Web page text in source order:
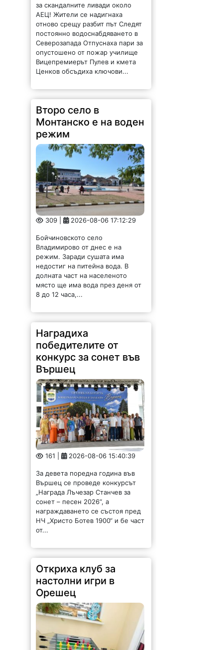
АЕЦ! Жители се надигнаха
отново срещу разбит път Следят
постоянно водоснабдяването в
Северозапада Отпуснаха пари за
опустошено от пожар училище
Вицепремиерът Пулев и кмета
Ценков обсъдиха ключови...
Второ село в
Монтанско е на воден
режим
309 |
Владимирово от днес е на
режим. Заради сушата има
недостиг на питейна вода. В
долната част на населеното
място ще има вода през деня от
8 до 12 часа,...
Наградиха
победителите от
конкурс за сонет във
Вършец
161 | 2026-08-06 15:40:39
Вършец се проведе конкурсът
„Награда Лъчезар Станчев за
сонет – песен 2026“, а
награждаването се състоя пред
НЧ „Христо Ботев 1900“ и бе част
от...
Откриха клуб за
настолни игри в
Орешец